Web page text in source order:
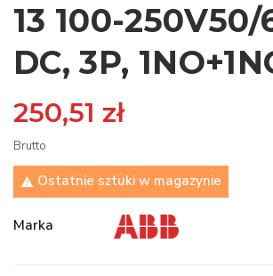
13 100-250V50/
DC, 3P,
250,51 zł
Brutto
 Ostatnie sztuki w magazynie
Marka